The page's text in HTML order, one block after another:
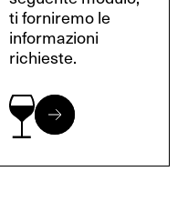
ti forniremo le
informazioni
richieste.